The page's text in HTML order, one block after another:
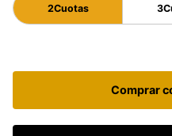
2Cuotas 3
Comprar